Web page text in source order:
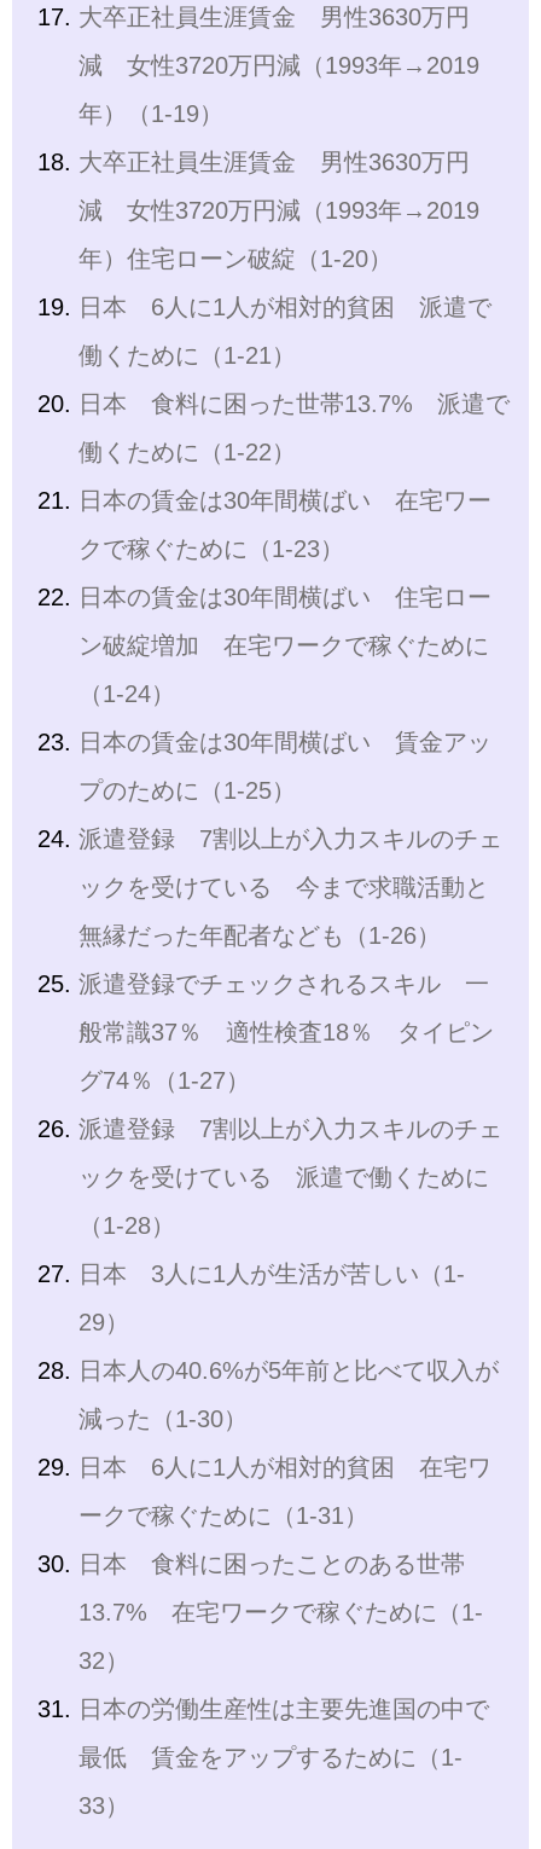
大卒正社員生涯賃金 男性3630万円
減 女性3720万円減（1993年→2019
年）（1-19）
大卒正社員生涯賃金 男性3630万円
減 女性3720万円減（1993年→2019
年）住宅ローン破綻（1-20）
日本 6人に1人が相対的貧困 派遣で
働くために（1-21）
日本 食料に困った世帯13.7% 派遣で
働くために（1-22）
日本の賃金は30年間横ばい 在宅ワー
クで稼ぐために（1-23）
日本の賃金は30年間横ばい 住宅ロー
ン破綻増加 在宅ワークで稼ぐために
（1-24）
日本の賃金は30年間横ばい 賃金アッ
プのために（1-25）
派遣登録 7割以上が入力スキルのチェ
ックを受けている 今まで求職活動と
無縁だった年配者なども（1-26）
派遣登録でチェックされるスキル 一
般常識37％ 適性検査18％ タイピン
グ74％（1-27）
派遣登録 7割以上が入力スキルのチェ
ックを受けている 派遣で働くために
（1-28）
日本 3人に1人が生活が苦しい（1-
29）
日本人の40.6%が5年前と比べて収入が
減った（1-30）
日本 6人に1人が相対的貧困 在宅ワ
ークで稼ぐために（1-31）
日本 食料に困ったことのある世帯
13.7% 在宅ワークで稼ぐために（1-
32）
日本の労働生産性は主要先進国の中で
最低 賃金をアップするために（1-
33）